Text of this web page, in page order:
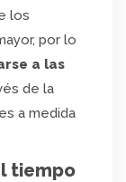
los
por lo
a las
de la
a medida
tiempo